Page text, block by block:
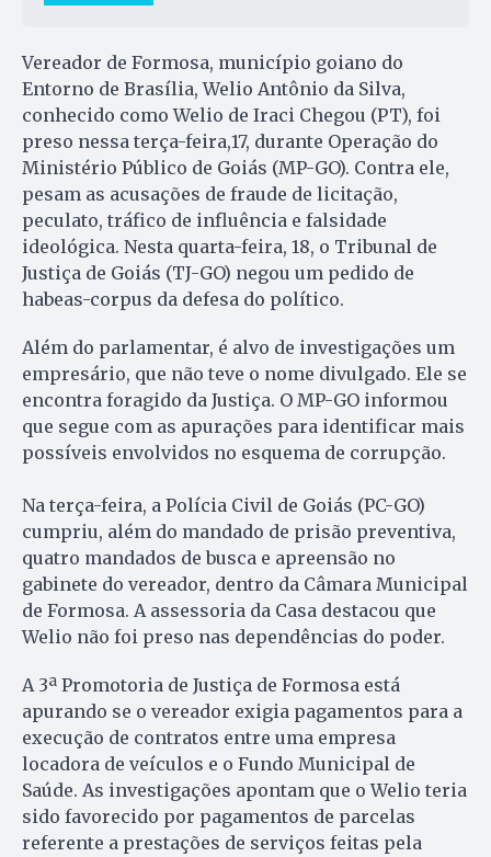
Vereador de Formosa, município goiano do
Entorno de Brasília, Welio Antônio da Silva,
conhecido como Welio de Iraci Chegou (PT), foi
preso nessa terça-feira,17, durante Operação do
Ministério Público de Goiás (MP-GO). Contra ele,
pesam as acusações de fraude de licitação,
peculato, tráfico de influência e falsidade
ideológica. Nesta quarta-feira, 18, o Tribunal de
Justiça de Goiás (TJ-GO) negou um pedido de
habeas-corpus da defesa do político.
Além do parlamentar, é alvo de investigações um
empresário, que não teve o nome divulgado. Ele se
encontra foragido da Justiça. O MP-GO informou
que segue com as apurações para identificar mais
possíveis envolvidos no esquema de corrupção.
Na terça-feira, a Polícia Civil de Goiás (PC-GO)
cumpriu, além do mandado de prisão preventiva,
quatro mandados de busca e apreensão no
gabinete do vereador, dentro da Câmara Municipal
de Formosa. A assessoria da Casa destacou que
Welio não foi preso nas dependências do poder.
A 3ª Promotoria de Justiça de Formosa está
apurando se o vereador exigia pagamentos para a
execução de contratos entre uma empresa
locadora de veículos e o Fundo Municipal de
Saúde. As investigações apontam que o Welio teria
sido favorecido por pagamentos de parcelas
referente a prestações de serviços feitas pela